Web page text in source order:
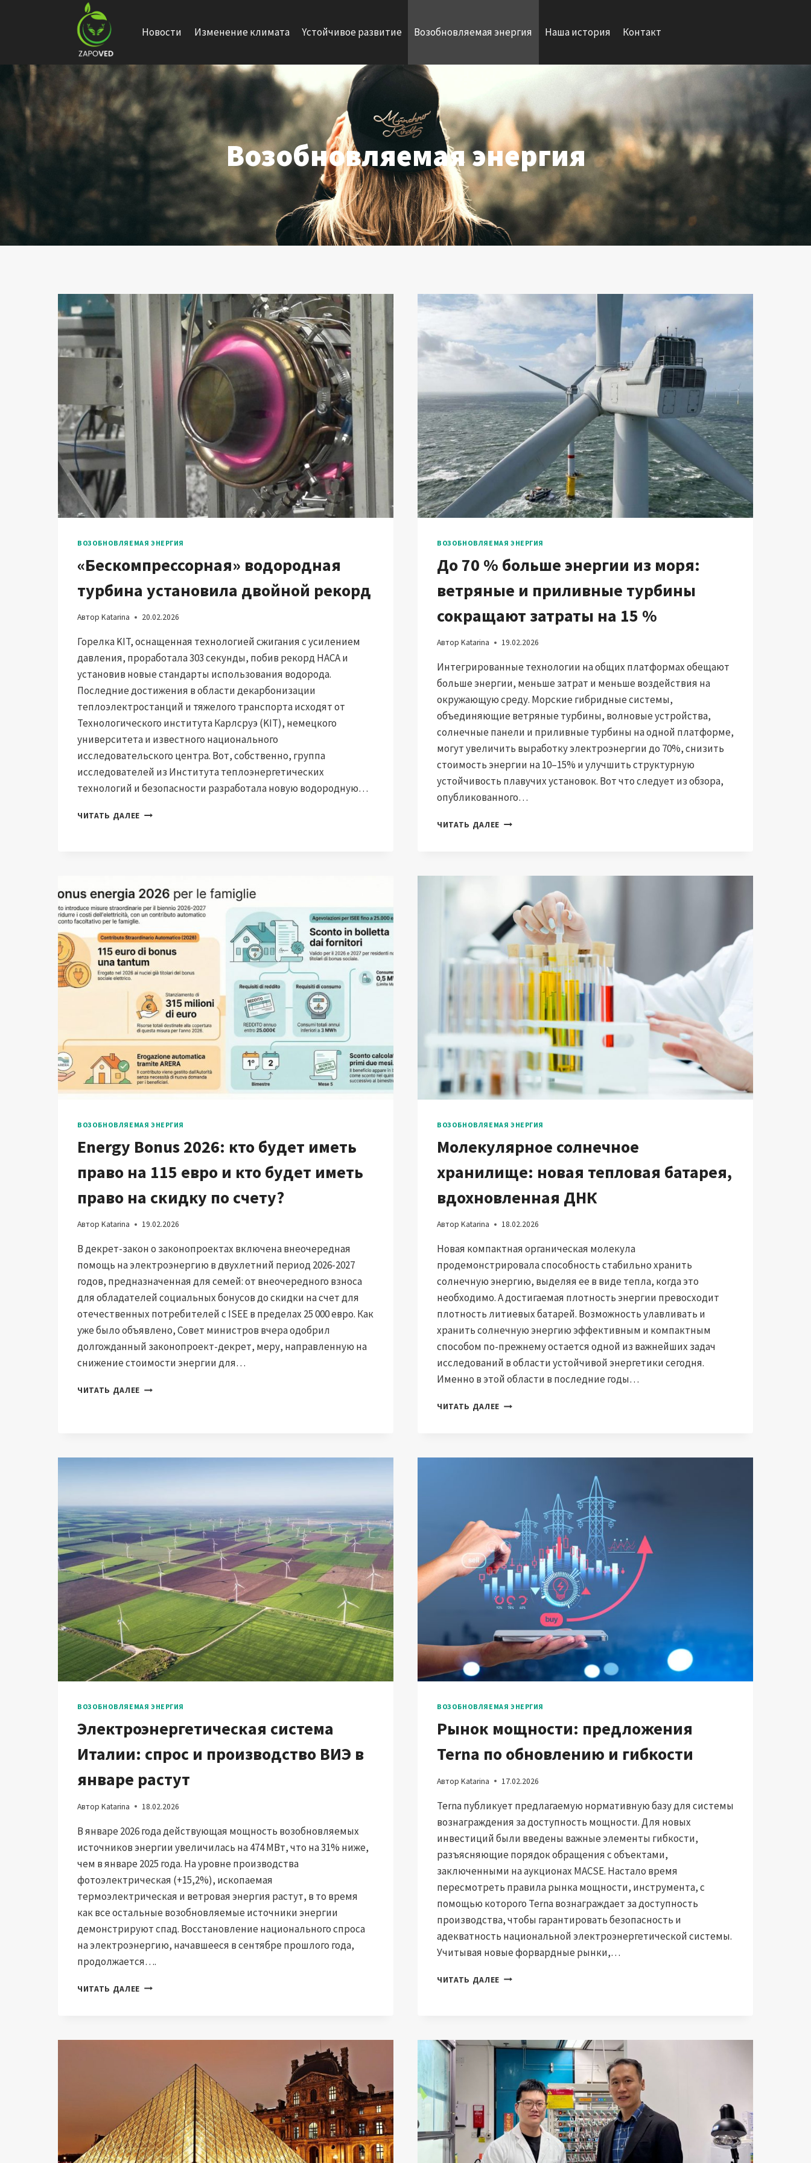
Новости Изменение климата Yстойчивое развитие Возобновляемая энергия Наша история Контакт
Возобновляемая энергия
ВОЗОБНОВЛЯЕМАЯ ЭНЕРГИЯ
«Бескомпрессорная» водородная
турбина установила двойной рекорд
Автор Katarina 20.02.2026
Горелка KIT, оснащенная технологией сжигания с усилением
давления, проработала 303 секунды, побив рекорд НАСА и
установив новые стандарты использования водорода.
Последние достижения в области декарбонизации
теплоэлектростанций и тяжелого транспорта исходят от
Технологического института Карлсруэ (KIT), немецкого
университета и известного национального
исследовательского центра. Вот, собственно, группа
исследователей из Института теплоэнергетических
технологий и безопасности разработала новую водородную…
ЧИТАТЬ ДАЛЕЕ «БЕСКОМПРЕССОРНАЯ»
ВОЗОБНОВЛЯЕМАЯ ЭНЕРГИЯ
До 70 % больше энергии из моря:
ветряные и приливные турбины
сокращают затраты на 15 %
Автор Katarina 19.02.2026
Интегрированные технологии на общих платформах обещают
больше энергии, меньше затрат и меньше воздействия на
окружающую среду. Морские гибридные системы,
объединяющие ветряные турбины, волновые устройства,
солнечные панели и приливные турбины на одной платформе,
могут увеличить выработку электроэнергии до 70%, снизить
стоимость энергии на 10–15% и улучшить структурную
устойчивость плавучих установок. Вот что следует из обзора,
опубликованного…
ЧИТАТЬ ДАЛЕЕ ДО
ВЕТРЯНЫЕ
ПРИЛИВНЫЕ
ТУРБИНЫ
СОКРАЩАЮТ
ЗАТРАТЫ
15 %
ВОЗОБНОВЛЯЕМАЯ ЭНЕРГИЯ
Energy Bonus 2026: кто будет иметь
право на 115 евро и кто будет иметь
право на скидку по счету?
Автор Katarina 19.02.2026
В декрет-закон о законопроектах включена внеочередная
помощь на электроэнергию в двухлетний период 2026-2027
годов, предназначенная для семей: от внеочередного взноса
для обладателей социальных бонусов до скидки на счет для
отечественных потребителей с ISEE в пределах 25 000 евро. Как
уже было объявлено, Совет министров вчера одобрил
долгожданный законопроект-декрет, меру, направленную на
снижение стоимости энергии для…
ЧИТАТЬ ДАЛЕЕ ENERGY
И
КТО
БУДЕТ
ИМЕТЬ
ПРАВО
НА
СКИДКУ
СЧЕТУ?
ВОЗОБНОВЛЯЕМАЯ ЭНЕРГИЯ
Молекулярное солнечное
хранилище: новая тепловая батарея,
вдохновленная ДНК
Автор Katarina 18.02.2026
Новая компактная органическая молекула
продемонстрировала способность стабильно хранить
солнечную энергию, выделяя ее в виде тепла, когда это
необходимо. А достигаемая плотность энергии превосходит
плотность литиевых батарей. Возможность улавливать и
хранить солнечную энергию эффективным и компактным
способом по-прежнему остается одной из важнейших задач
исследований в области устойчивой энергетики сегодня.
Именно в этой области в последние годы…
ЧИТАТЬ ДАЛЕЕ МОЛЕКУЛЯРНОЕ
ВОЗОБНОВЛЯЕМАЯ ЭНЕРГИЯ
Электроэнергетическая система
Италии: спрос и производство ВИЭ в
январе растут
Автор Katarina 18.02.2026
В январе 2026 года действующая мощность возобновляемых
источников энергии увеличилась на 474 МВт, что на 31% ниже,
чем в январе 2025 года. На уровне производства
фотоэлектрическая (+15,2%), ископаемая
термоэлектрическая и ветровая энергия растут, в то время
как все остальные возобновляемые источники энергии
демонстрируют спад. Восстановление национального спроса
на электроэнергию, начавшееся в сентябре прошлого года,
продолжается….
ЧИТАТЬ ДАЛЕЕ ЭЛЕКТРОЭНЕРГЕТИЧЕСКАЯ
ЯНВАРЕ
РАСТУТ
ВОЗОБНОВЛЯЕМАЯ ЭНЕРГИЯ
Рынок мощности: предложения
Terna по обновлению и гибкости
Автор Katarina 17.02.2026
Terna публикует предлагаемую нормативную базу для системы
вознаграждения за доступность мощности. Для новых
инвестиций были введены важные элементы гибкости,
разъясняющие порядок обращения с объектами,
заключенными на аукционах MACSE. Настало время
пересмотреть правила рынка мощности, инструмента, с
помощью которого Terna вознаграждает за доступность
производства, чтобы гарантировать безопасность и
адекватность национальной электроэнергетической системы.
Учитывая новые форвардные рынки,…
ЧИТАТЬ ДАЛЕЕ РЫНОК
ОБНОВЛЕНИЮ
И
ГИБКОСТИ